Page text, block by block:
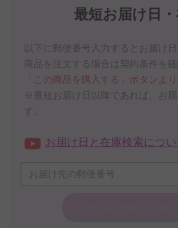
最短お届け日
以下に郵便番号入力するとお届け
商品を注文する場合は契約条件を確
「この商品を購入する」ボタンよ
※最短お届け日以降であれば、お
す。
お届け日と在庫検索につ